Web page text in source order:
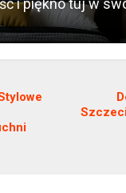
i piękno tuj w